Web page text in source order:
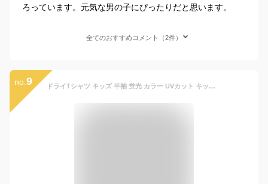
ろっています。元気な男の子にぴったりだと思います。
全てのおすすめコメント（2件）
no. 9 ドライTシャツ キッズ 半袖 蛍光 カラー UVカット キッズサイズ 吸汗速乾 Tシャツ (120cm～150cm)|無地 厚手 tシャツ 黒 カラーtシャツ ティーシャツ ドライ 子供 夏服 アウトドア 半袖t 無地t キッズtシャツ 子供服 ドライシャツ 運動着 カラフル キッズ服 速乾 スポーツ